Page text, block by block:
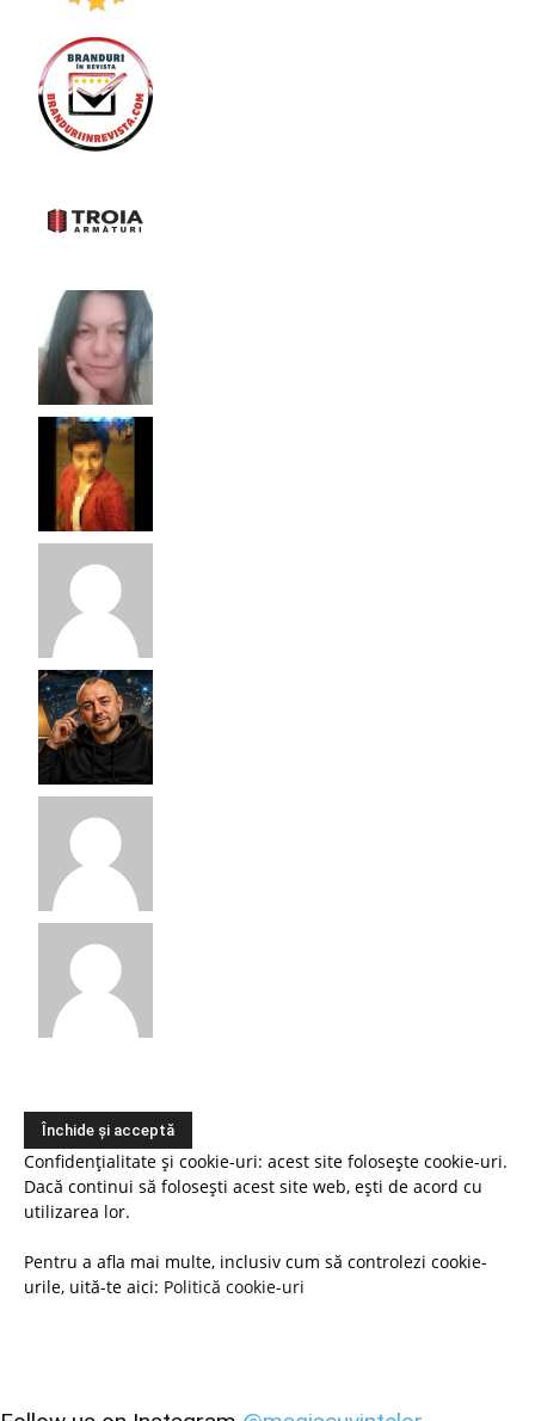
Confidențialitate și cookie-uri: acest site folosește cookie-uri.
Dacă continui să folosești acest site web, ești de acord cu
utilizarea lor.
Pentru a afla mai multe, inclusiv cum să controlezi cookie-
urile, uită-te aici: Politică cookie-uri